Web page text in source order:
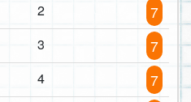
2 7
3 7
4 7